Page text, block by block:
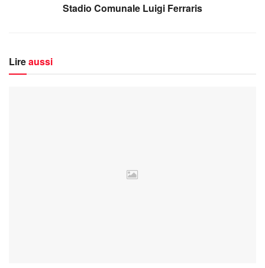
Stadio Comunale Luigi Ferraris
Lireaussi